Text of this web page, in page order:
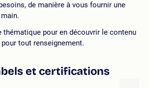
de manière à vous fournir une
thématique pour en découvrir le contenu
tout renseignement.
et certifications